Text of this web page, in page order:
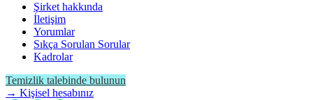
Şirket hakkında
İletişim
Yorumlar
Sıkça Sorulan Sorular
Kadrolar
Temizlik talebinde bulunun
→ Kişisel hesabınız